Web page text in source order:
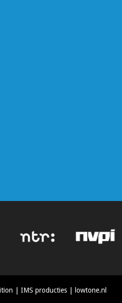
| IMS producties | lowtone.nl